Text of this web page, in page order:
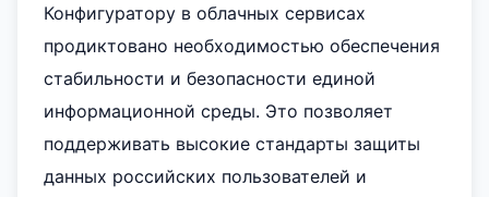
Конфигуратору в облачных сервисах
продиктовано необходимостью обеспечения
стабильности и безопасности единой
информационной среды. Это позволяет
поддерживать высокие стандарты защиты
данных российских пользователей и